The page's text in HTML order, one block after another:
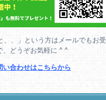
、、」という方はメールでもお受
、どうぞお気軽に ^ ^
い合わせはこちらから